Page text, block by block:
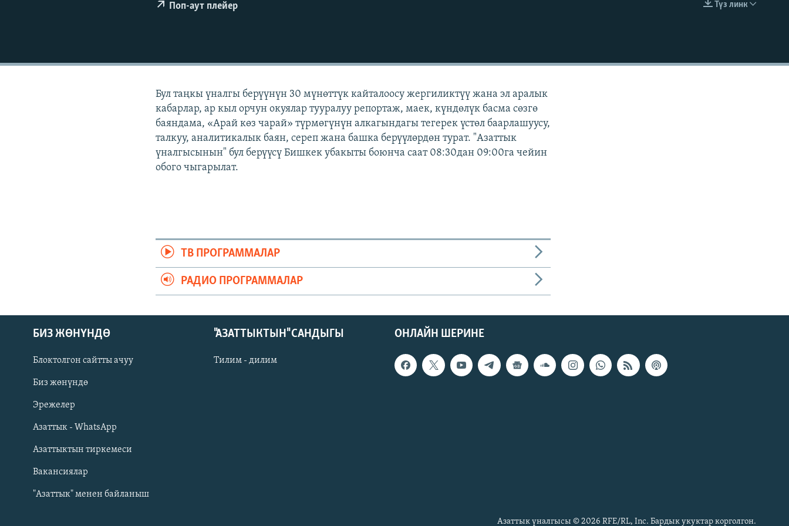
Русский
ОНЛАЙН ШЕРИНЕ
EMBED
Түз линк
Поп-аут плейер
Бул таңкы үналгы берүүнүн 30 мүнөттүк кайталоосу жергиликтүү жана эл аралык
кабарлар, ар кыл орчун окуялар тууралуу репортаж, маек, күндөлүк басма сөзгө
баяндама, «Арай көз чарай» түрмөгүнүн алкагындагы тегерек үстөл баарлашуусу,
талкуу, аналитикалык баян, сереп жана башка берүүлөрдөн турат. "Азаттык
үналгысынын" бул берүүсү Бишкек убакыты боюнча саат 08:30дан 09:00га чейин
обого чыгарылат.
ТВ ПРОГРАММАЛАР
РАДИО ПРОГРАММАЛАР
ОНЛАЙН ШЕРИНЕ
БИЗ ЖӨНҮНДӨ
Блоктолгон сайтты ачуу
Биз жөнүндө
Эрежелер
Азаттык - WhatsApp
Азаттыктын тиркемеси
Вакансиялар
"Азаттык" менен байланыш
"АЗАТТЫКТЫН" САНДЫГЫ
Тилим - дилим
Азаттык үналгысы © 2026 RFE/RL, Inc. Бардык укуктар корголгон.